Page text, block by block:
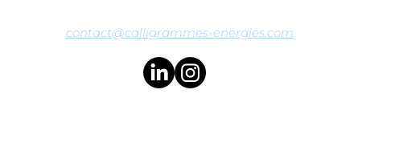
contact@calligrammes-energies.com